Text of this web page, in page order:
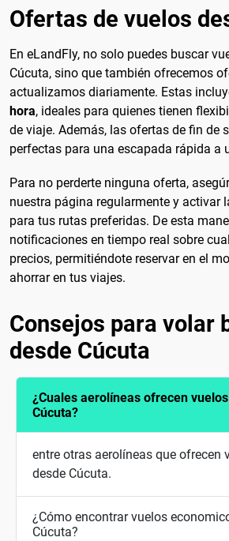
Ofertas de vuelos
En eLandFly, no solo puedes buscar
Cúcuta, sino que también ofrecemos
actualizamos diariamente. Estas
hora, ideales para quienes tienen
de viaje. Además, las ofertas de fin de
perfectas para una escapada rápida a
Para no perderte ninguna oferta,
nuestra página regularmente y activar
para tus rutas preferidas. De esta
notificaciones en tiempo real sobre
precios, permitiéndote reservar en el
ahorrar en tus viajes.
Consejos para volar
desde Cúcuta
¿Cuales aerolíneas ofrecen
Cúcuta?
entre otras aerolíneas que ofrecen
desde Cúcuta.
¿Cómo encontrar vuelos
Cúcuta?